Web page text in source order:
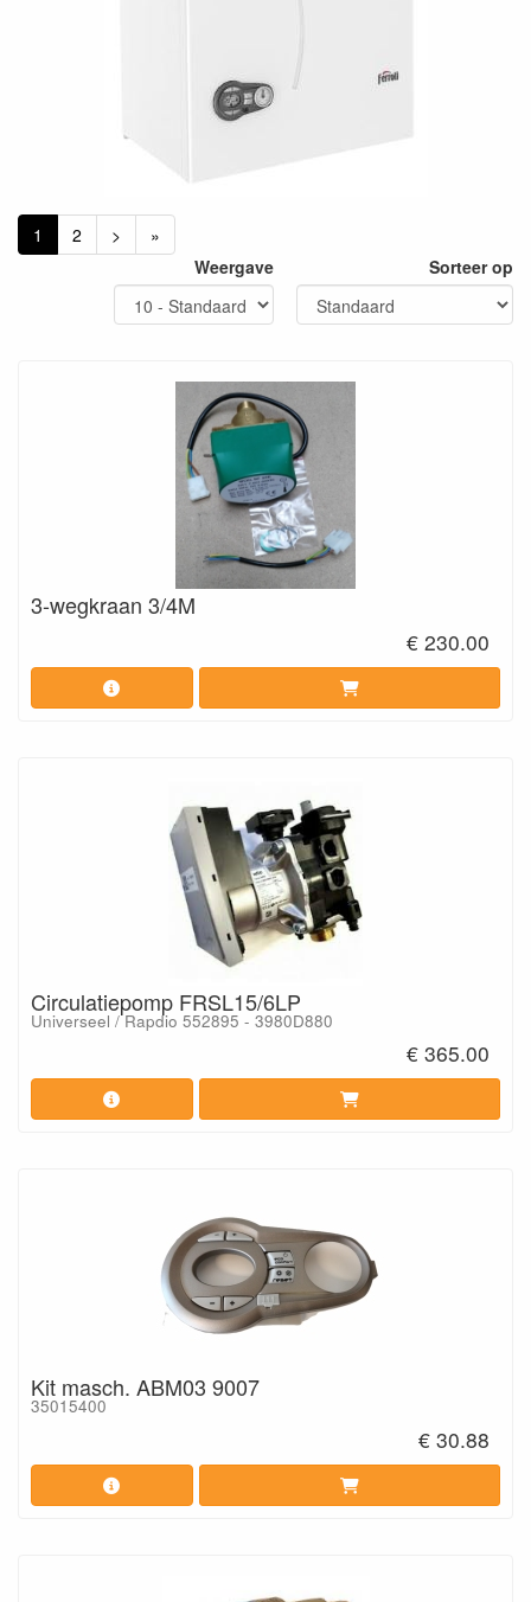
1 2 >
»
Weergave
Sorteer op
3-wegkraan 3/4M
€ 230.00
Circulatiepomp FRSL15/6LP
Universeel / Rapdio 552895 - 3980D880
€ 365.00
Kit masch. ABM03 9007
35015400
€ 30.88